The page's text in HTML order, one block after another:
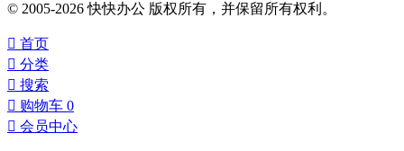
© 2005-2026 快快办公 版权所有，并保留所有权利。
 首页
 分类
 搜索
 购物车 0
 会员中心